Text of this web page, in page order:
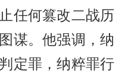
任何篡改二战历
谋。他强调，纳
定罪，纳粹罪行